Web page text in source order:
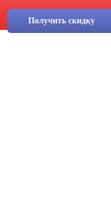
Получить скидку